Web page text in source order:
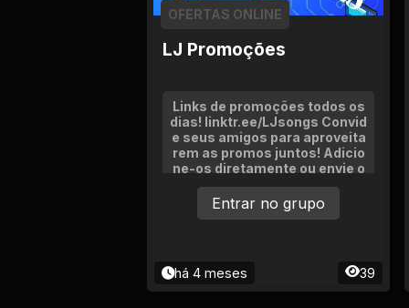
LJ Promoções
OFERTAS ONLINE
Links de promoções todos os
dias! linktr.ee/LJsongs Convid
e seus amigos para aproveita
rem as promos juntos! Adicio
ne-os diretamente ou envie o
link do grupo!
há 4 meses 39
Entrar no grupo